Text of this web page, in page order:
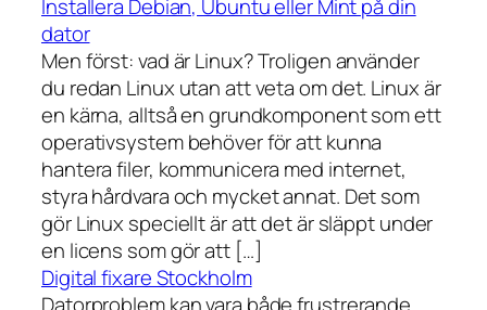
Installera Debian, Ubuntu eller Mint på din
dator
Men först: vad är Linux? Troligen använder
du redan Linux utan att veta om det. Linux är
en kärna, alltså en grundkomponent som ett
operativsystem behöver för att kunna
hantera filer, kommunicera med internet,
styra hårdvara och mycket annat. Det som
gör Linux speciellt är att det är släppt under
en licens som gör att […]
Digital fixare Stockholm